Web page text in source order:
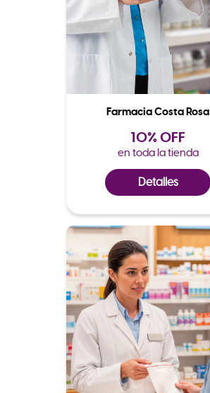
Farmacia Costa Rosa
10% OFF
en toda la tienda
Detalles